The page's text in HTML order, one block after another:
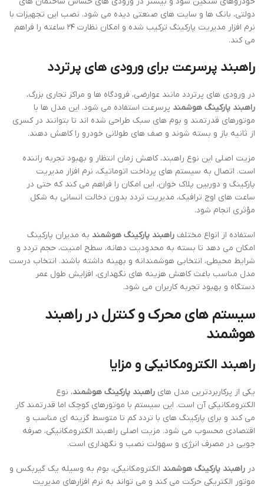
دولتی، بانک ها و سایت های صنعتی دیده می شود. نصب این تجهیزات با
نرم افزار مدیریت پارکینگ ترکیب شده و امکان نظارت ۲۴ ساعته را فراهم
می کند.
راهبند پرسرعت برای ورودی های پرتردد
در ورودی های پرتردد مانند عوارضی، فرودگاه ها و مراکز تجاری بزرگ،
راهبند پارکینگ هوشمند پرسرعت استفاده می شود. این مدل ها با
موتورهای قدرتمند و بوم های سبک طراحی شده اند تا بتوانند در کسری
از ثانیه باز و بسته شوند و صف های طولانی خودرو را کاهش دهند.
مزیت اصلی این نوع راهبند، کاهش زمان انتظار و بهبود تجربه راننده
است. اتصال به سیستم های پرداخت اتوماتیک، نرم افزار مدیریت
پارکینگ و دوربین پلاک خوان، این امکان را فراهم می کند که حتی در
ساعت های اوج ترافیک، مدیریت تردد بدون دخالت انسانی به شکل
مؤثری انجام شود.
استفاده از انواع مختلف راهبند پارکینگ هوشمند به مدیران پارکینگ
امکان می دهد تا بسته به محدودیت دهانه، سطح امنیت، حجم تردد و
شرایط محیطی، انتخابی هوشمندانه و بهینه داشته باشند. انتخاب درست
مدل مناسب باعث کاهش هزینه های نگهداری، افزایش طول عمر
دستگاه و بهبود تجربه کاربران می شود.
سیستم های محرک و کنترل در راهبند
هوشمند
راهبند الکترومکانیکی و مزایا
یکی از پرکاربردترین مدل های راهبند پارکینگ هوشمند، نوع
الکترومکانیکی آن است. این سیستم با موتورهای کوچک اما قدرتمند کار
می کند و برای پارکینگ های با تردد کم تا متوسط گزینه ای مناسب و
اقتصادی محسوب می شود. مزیت اصلی راهبند الکترومکانیکی، صرفه
جویی در مصرف انرژی و سهولت نصب و نگهداری است.
در راهبند پارکینگ هوشمند الکترومکانیکی، بوم به وسیله یک گیربکس و
موتور الکتریکی حرکت می کند و می تواند به نرم افزارهای مدیریت